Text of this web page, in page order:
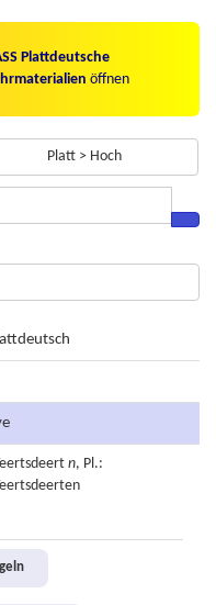
Plattdeutsche
öffnen
Platt > Hoch
n, Pl.: